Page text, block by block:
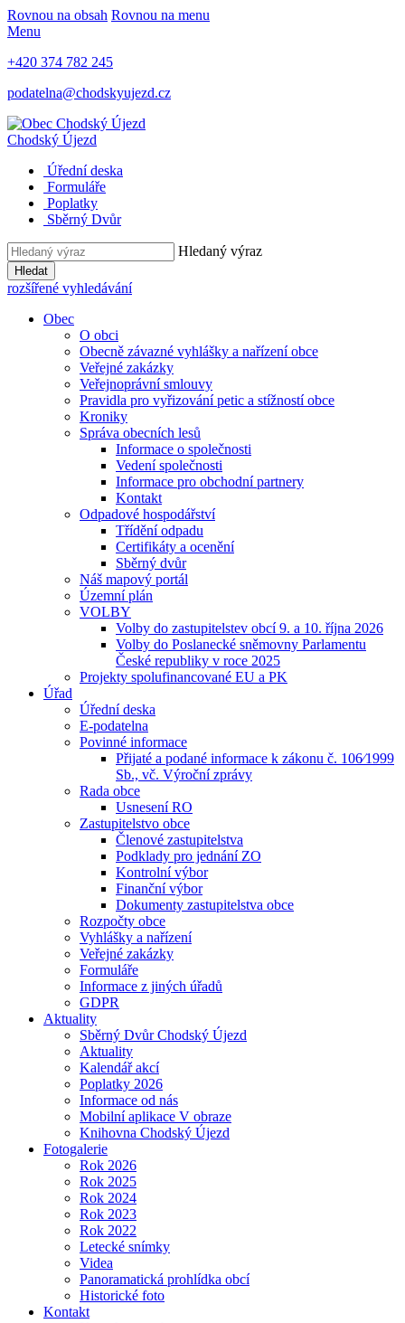
Rovnou na obsah Rovnou na menu
Menu
+420 374 782 245
podatelna@chodskyujezd.cz
Chodský Újezd
Úřední deska
Formuláře
Poplatky
Sběrný Dvůr
Hledaný výraz
Hledat
rozšířené vyhledávání
Obec
O obci
Obecně závazné vyhlášky a nařízení obce
Veřejné zakázky
Veřejnoprávní smlouvy
Pravidla pro vyřizování petic a stížností obce
Kroniky
Správa obecních lesů
Informace o společnosti
Vedení společnosti
Informace pro obchodní partnery
Kontakt
Odpadové hospodářství
Třídění odpadu
Certifikáty a ocenění
Sběrný dvůr
Náš mapový portál
Územní plán
VOLBY
Volby do zastupitelstev obcí 9. a 10. října 2026
Volby do Poslanecké sněmovny Parlamentu
České republiky v roce 2025
Projekty spolufinancované EU a PK
Úřad
Úřední deska
E-podatelna
Povinné informace
Přijaté a podané informace k zákonu č. 106⁄1999
Sb., vč. Výroční zprávy
Rada obce
Usnesení RO
Zastupitelstvo obce
Členové zastupitelstva
Podklady pro jednání ZO
Kontrolní výbor
Finanční výbor
Dokumenty zastupitelstva obce
Rozpočty obce
Vyhlášky a nařízení
Veřejné zakázky
Formuláře
Informace z jiných úřadů
GDPR
Aktuality
Sběrný Dvůr Chodský Újezd
Aktuality
Kalendář akcí
Poplatky 2026
Informace od nás
Mobilní aplikace V obraze
Knihovna Chodský Újezd
Fotogalerie
Rok 2026
Rok 2025
Rok 2024
Rok 2023
Rok 2022
Letecké snímky
Videa
Panoramatická prohlídka obcí
Historické foto
Kontakt